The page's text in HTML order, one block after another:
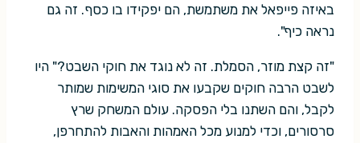
באיזה פייפאל את משתמשת, הם יפקידו בו כסף. זה גם
נראה כיף".
"זה קצת מוזר, הסמלת. זה לא נוגד את חוקי השבט?" היו
לשבט הרבה חוקים שקבעו את סוגי המשימות שמותר
לקבל, והם השתנו בלי הפסקה. עולם המשחק שרץ
סרסורים, וכדי למנוע מכל האמהות והאבות להתחרפן,